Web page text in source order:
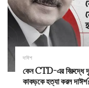
দাঈশ
কেন CTD-এর বিরুদ্ধে
কাকড়কে হত্যা করল